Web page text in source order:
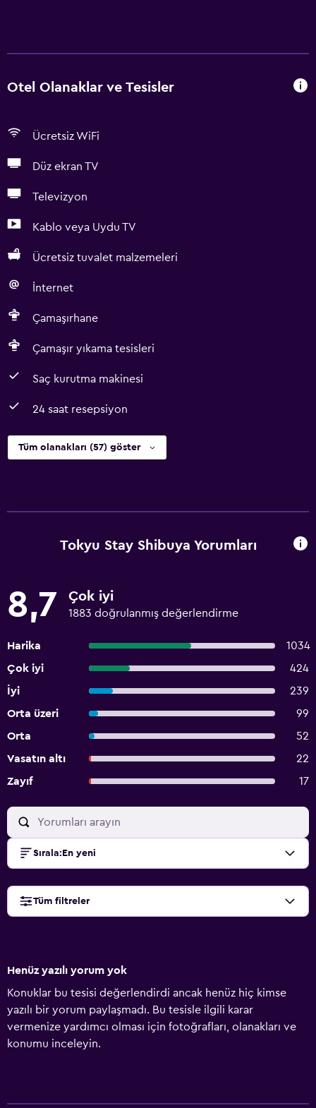
Otel Olanaklar ve Tesisler
Ücretsiz WiFi
Düz ekran TV
Televizyon
Kablo veya Uydu TV
Ücretsiz tuvalet malzemeleri
İnternet
Çamaşırhane
Çamaşır yıkama tesisleri
Saç kurutma makinesi
24 saat resepsiyon
Tüm olanakları (57) göster
Tokyu Stay Shibuya Yorumları
8,7 Çok iyi
1883 doğrulanmış değerlendirme
Harika
1034
Çok iyi
424
İyi
239
Orta üzeri
99
Orta
52
Vasatın altı
22
Zayıf
17
Sırala: En yeni
Tüm filtreler
Henüz yazılı yorum yok
Konuklar bu tesisi değerlendirdi ancak henüz hiç kimse
yazılı bir yorum paylaşmadı. Bu tesisle ilgili karar
vermenize yardımcı olması için fotoğrafları, olanakları ve
konumu inceleyin.